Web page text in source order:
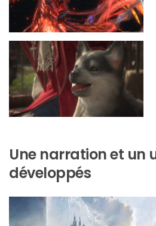
Une narration et un
développés